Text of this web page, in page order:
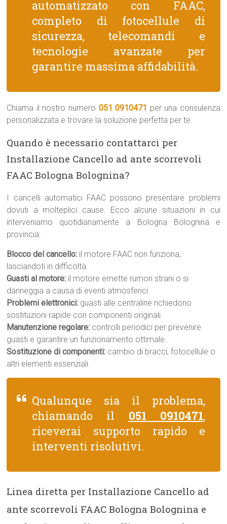
automatizzato con FAAC,
completo di fotocellule di
sicurezza, telecomandi e
tecnologie avanzate per
garantire massima affidabilità.
Chiama il nostro numero 051 0910471 per una consulenza
personalizzata e trovare la soluzione perfetta per te.
Quando è necessario contattarci per
Installazione Cancello ad ante scorrevoli
FAAC Bologna Bolognina?
I cancelli automatici FAAC possono presentare problemi
dovuti a molteplici cause. Ecco alcune situazioni in cui
interveniamo quotidianamente a Bologna Bolognina e
provincia:
Blocco del cancello: il motore FAAC non funziona,
lasciandoti in difficoltà.
Guasti al motore: il motore emette rumori strani o si
danneggia a causa di eventi atmosferici.
Problemi elettronici: guasti alle centraline richiedono
sostituzioni rapide con componenti originali.
Manutenzione regolare: controlli periodici per prevenire
guasti e garantire un funzionamento ottimale.
Sostituzione di componenti: cambio di bracci, fotocellule o
altri elementi essenziali.
Qualunque sia il problema,
chiamando il 051 0910471,
riceverai supporto rapido e
interventi risolutivi.
Linea diretta per Installazione Cancello ad
ante scorrevoli FAAC Bologna Bolognina e